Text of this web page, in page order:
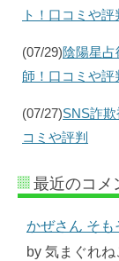
ト！口コミや評
(07/29)陰陽星
師！口コミや評
(07/27)SNS詐
コミや評判
最近のコメ
かぜさん そも
by 気まぐれ